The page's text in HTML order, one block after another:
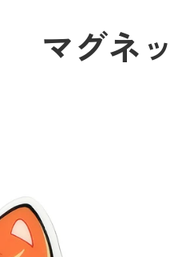
マグネ